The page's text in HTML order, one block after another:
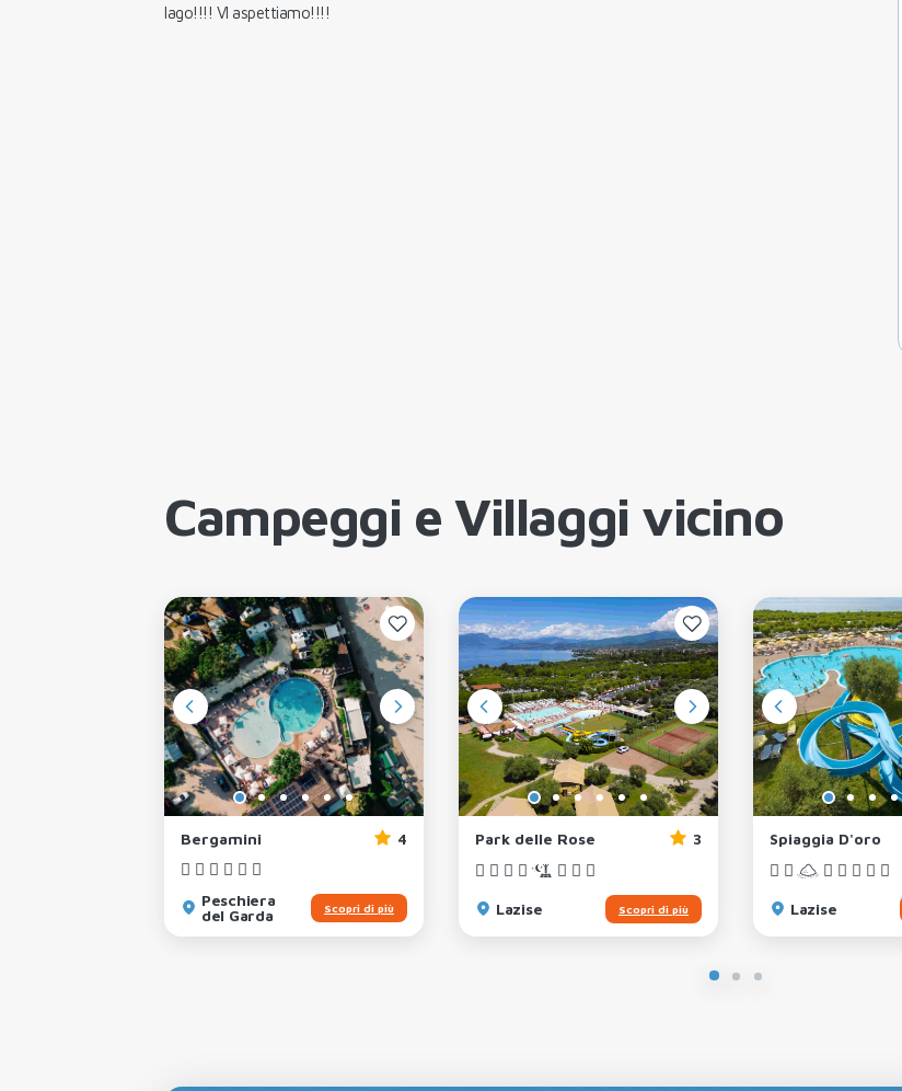
lago!!!! VI aspettiamo!!!!
Campeggi e Villaggi vicino
Bergamini 4
Peschiera
del Garda
Scopri di più
Park delle Rose 3
Lazise Scopri di più
Spiaggia D'oro
Lazise